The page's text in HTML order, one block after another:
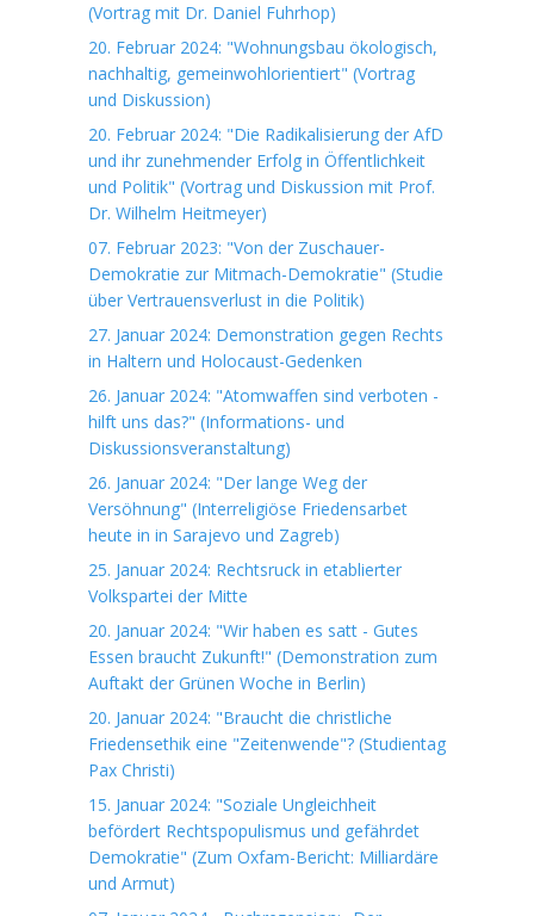
(Vortrag mit Dr. Daniel Fuhrhop)
20. Februar 2024: "Wohnungsbau ökologisch,
nachhaltig, gemeinwohlorientiert" (Vortrag
und Diskussion)
20. Februar 2024: "Die Radikalisierung der AfD
und ihr zunehmender Erfolg in Öffentlichkeit
und Politik" (Vortrag und Diskussion mit Prof.
Dr. Wilhelm Heitmeyer)
07. Februar 2023: "Von der Zuschauer-
Demokratie zur Mitmach-Demokratie" (Studie
über Vertrauensverlust in die Politik)
27. Januar 2024: Demonstration gegen Rechts
in Haltern und Holocaust-Gedenken
26. Januar 2024: "Atomwaffen sind verboten -
hilft uns das?" (Informations- und
Diskussionsveranstaltung)
26. Januar 2024: "Der lange Weg der
Versöhnung" (Interreligiöse Friedensarbet
heute in in Sarajevo und Zagreb)
25. Januar 2024: Rechtsruck in etablierter
Volkspartei der Mitte
20. Januar 2024: "Wir haben es satt - Gutes
Essen braucht Zukunft!" (Demonstration zum
Auftakt der Grünen Woche in Berlin)
20. Januar 2024: "Braucht die christliche
Friedensethik eine "Zeitenwende"? (Studientag
Pax Christi)
15. Januar 2024: "Soziale Ungleichheit
befördert Rechtspopulismus und gefährdet
Demokratie" (Zum Oxfam-Bericht: Milliardäre
und Armut)